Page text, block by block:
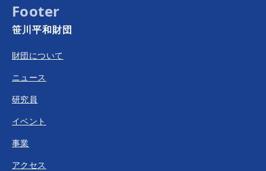
Footer
笹川平和財団
財団について
ニュース
研究員
イベント
事業
アクセス